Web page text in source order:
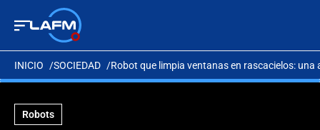
INICIO SOCIEDAD Robot que limpia ventanas en rascacielos:
Robots